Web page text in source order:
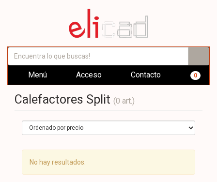
Menú Acceso Contacto 0
Calefactores Split (0 art.)
No hay resultados.